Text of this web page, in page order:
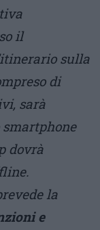
il
sulla
di
sarà
dovrà
la
e